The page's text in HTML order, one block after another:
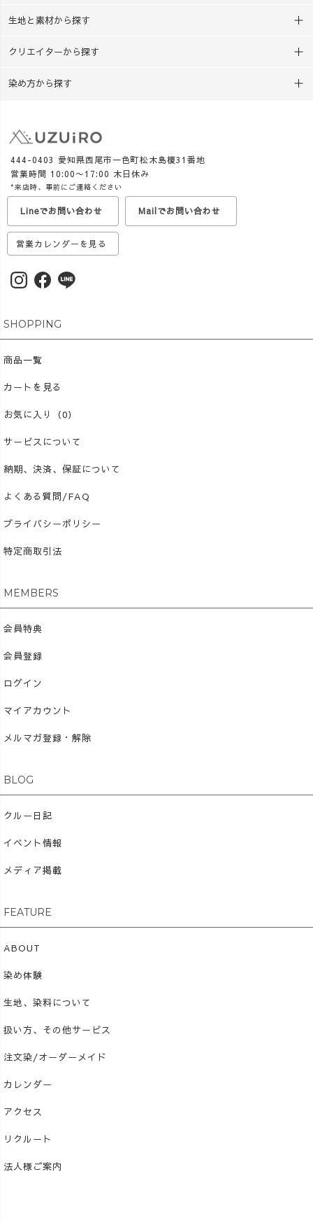
生地と素材から探す
クリエイターから探す
染め方から探す
444-0403 愛知県西尾市一色町松木島榎31番地
営業時間 10:00〜17:00 木日休み
*来店時、事前にご連絡ください
Lineでお問い合わせ Mailでお問い合わせ
営業カレンダーを見る
SHOPPING
商品一覧
カートを見る
お気に入り（0）
サービスについて
納期、決済、保証について
よくある質問/FAQ
プライバシーポリシー
特定商取引法
MEMBERS
会員特典
会員登録
ログイン
マイアカウント
メルマガ登録・解除
BLOG
クルー日記
イベント情報
メディア掲載
FEATURE
ABOUT
染め体験
生地、染料について
扱い方、その他サービス
注文染/オーダーメイド
カレンダー
アクセス
リクルート
法人様ご案内